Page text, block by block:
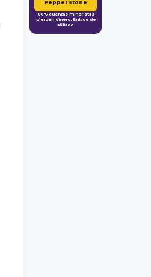
Pepperstone
80% cuentas minoristas
pierden dinero. Enlace de
afiliado.